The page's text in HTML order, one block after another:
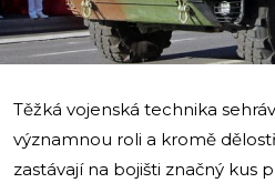
Těžká vojenská technika
významnou roli a kromě
zastávají na bojišti značný kus